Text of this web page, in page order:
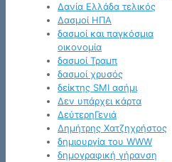
Δανία Ελλάδα τελικός
Δασμοί ΗΠΑ
δασμοί και παγκόσμια
οικονομία
δασμοί Τραμπ
δασμοί χρυσός
δείκτης SMI ασήμι
Δεν υπάρχει κάρτα
ΔεύτερηΓενιά
Δημήτρης Χατζηχρήστος
δημιουργία του WWW
δημογραφική γήρανση